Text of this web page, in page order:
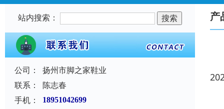
站内搜索：
公司：
扬州市脚之家鞋业
联系：
陈志春
手机：
18951042699
产